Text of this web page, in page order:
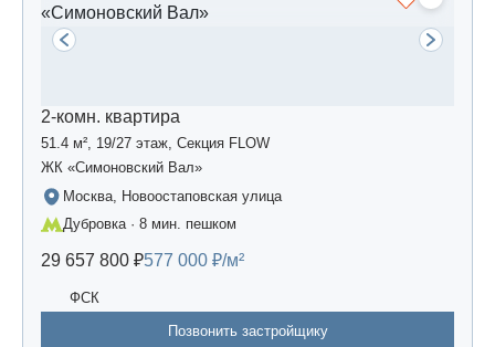
2-комн. квартира
51.4 м², 19/27 этаж, Секция FLOW
ЖК «Симоновский Вал»
Москва, Новоостаповская улица
Дубровка · 8 мин. пешком
29 657 800 ₽577 000 ₽/м²
ФСК
Позвонить застройщику